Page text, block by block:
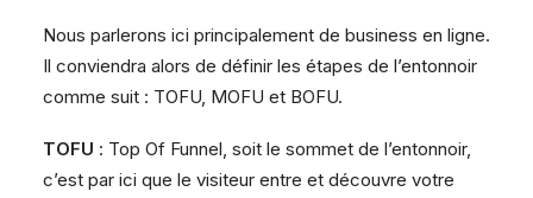
Nous parlerons ici principalement de business en ligne.
Il conviendra alors de définir les étapes de l’entonnoir
comme suit : TOFU, MOFU et BOFU.
TOFU : Top Of Funnel, soit le sommet de l’entonnoir,
c’est par ici que le visiteur entre et découvre votre